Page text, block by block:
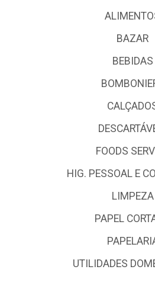
BAZAR
BEBIDAS
FOODS
HIG. PESSOAL E
LIMPEZA
PAPEL
UTILIDADES